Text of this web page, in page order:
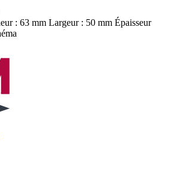
: 63 mm Largeur : 50 mm Épaisseur